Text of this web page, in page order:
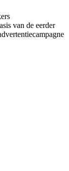
van de eerder